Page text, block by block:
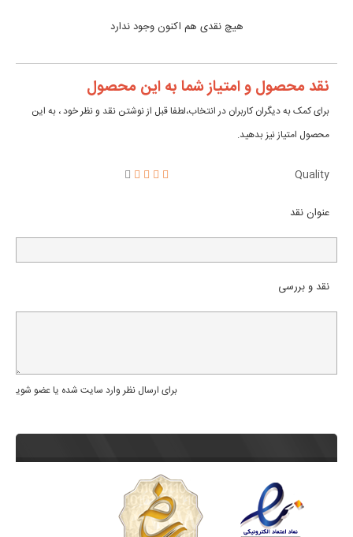
هیچ نقدی هم اکنون وجود ندارد
نقد محصول و امتیاز شما به این محصول
برای کمک به دیگران کاربران در انتخاب،لطفا قبل از نوشتن نقد و نظر خود ، به این
محصول امتیاز نیز بدهید.
Quality
عنوان نقد
نقد و بررسی
برای ارسال نظر وارد سایت شده یا عضو شوید